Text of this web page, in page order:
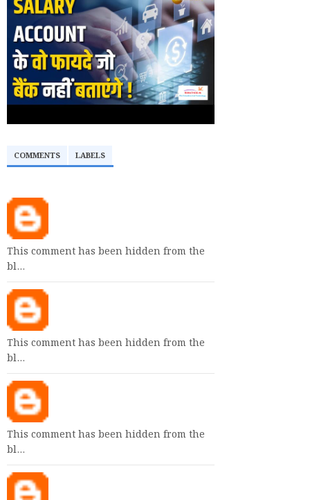
COMMENTS LABELS
This comment has been hidden from the
bl…
This comment has been hidden from the
bl…
This comment has been hidden from the
bl…